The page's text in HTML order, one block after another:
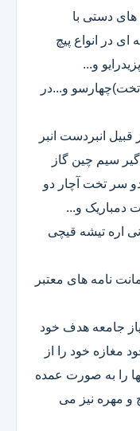
دستی با
در انواع پیچ
و...
و...در
انبردست انبر
سیم چین گاز
دو سر تخت آچار دو
دمباریک و...
اره تیشه قیچی
نامه های معتبر
جامعه هدف خود
مغازه خود را از
را به صورت عمده
و مهره نیز می